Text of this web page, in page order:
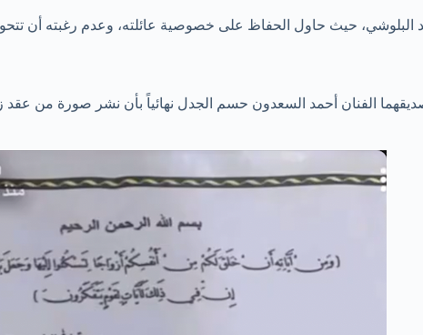
البلوشي، حيث حاول الحفاظ على خصوصية عائلته، وعدم رغبته أن
الفنان أحمد السعدون حسم الجدل نهائياً بأن نشر صورة من